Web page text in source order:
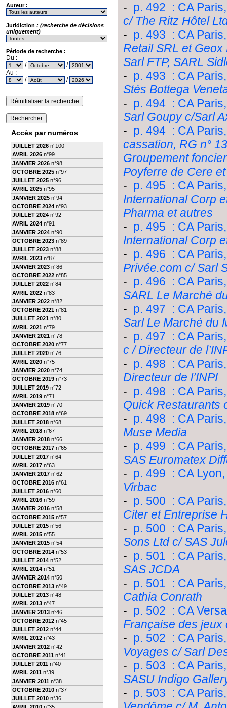
Auteur :
Juridiction : (recherche de décisions
uniquement)
Période de recherche :
Du :
/
/
Au :
/
/
Accès par numéros
JUILLET 2026 n°100
AVRIL 2026 n°99
JANVIER 2026 n°98
OCTOBRE 2025 n°97
JUILLET 2025 n°96
AVRIL 2025 n°95
JANVIER 2025 n°94
OCTOBRE 2024 n°93
JUILLET 2024 n°92
AVRIL 2024 n°91
JANVIER 2024 n°90
OCTOBRE 2023 n°89
JUILLET 2023 n°88
AVRIL 2023 n°87
JANVIER 2023 n°86
OCTOBRE 2022 n°85
JUILLET 2022 n°84
AVRIL 2022 n°83
JANVIER 2022 n°82
OCTOBRE 2021 n°81
JUILLET 2021 n°80
AVRIL 2021 n°79
JANVIER 2021 n°78
OCTOBRE 2020 n°77
JUILLET 2020 n°76
AVRIL 2020 n°75
JANVIER 2020 n°74
OCTOBRE 2019 n°73
JUILLET 2019 n°72
AVRIL 2019 n°71
JANVIER 2019 n°70
OCTOBRE 2018 n°69
JUILLET 2018 n°68
AVRIL 2018 n°67
JANVIER 2018 n°66
OCTOBRE 2017 n°65
JUILLET 2017 n°64
AVRIL 2017 n°63
JANVIER 2017 n°62
OCTOBRE 2016 n°61
JUILLET 2016 n°60
AVRIL 2016 n°59
JANVIER 2016 n°58
OCTOBRE 2015 n°57
JUILLET 2015 n°56
AVRIL 2015 n°55
JANVIER 2015 n°54
OCTOBRE 2014 n°53
JUILLET 2014 n°52
AVRIL 2014 n°51
JANVIER 2014 n°50
OCTOBRE 2013 n°49
JUILLET 2013 n°48
AVRIL 2013 n°47
JANVIER 2013 n°46
OCTOBRE 2012 n°45
JUILLET 2012 n°44
AVRIL 2012 n°43
JANVIER 2012 n°42
OCTOBRE 2011 n°41
JUILLET 2011 n°40
AVRIL 2011 n°39
JANVIER 2011 n°38
OCTOBRE 2010 n°37
JUILLET 2010 n°36
- p. 492 : CA
c/ The Ritz Hôtel
- p. 493 : CA
Retail SRL et
Sarl FTP, SARL
- p. 493 : CA
Stés Bottega
- p. 494 : CA
Sarl Goupy c/Sarl
- p. 494 : CA
cassation, RG n°
Groupement
Poyferre de Cere
- p. 495 : CA
International Corp
Pharma et autres
- p. 495 : CA
International Corp
- p. 496 : CA
Privée.com c/ Sarl
- p. 496 : CA
SARL Le Marché
- p. 497 : CA
Sarl Le Marché du
- p. 497 : CA
c / Directeur de
- p. 498 : CA
Directeur de l’INPI
- p. 498 : CA
Quick Restaurants
- p. 498 : CA
Muse Media
- p. 499 : CA
SAS Euromatex
- p. 499 : CA
Virbac
- p. 500 : CA
Citer et Entreprise
- p. 500 : CA
Sons Ltd c/ SAS
- p. 501 : CA
SAS JCDA
- p. 501 : CA
Cathia Conrath
- p. 502 : CA
Française des jeux
- p. 502 : CA
Voyages c/ Sarl
- p. 503 : CA
SASU Indigo
- p. 503 : CA